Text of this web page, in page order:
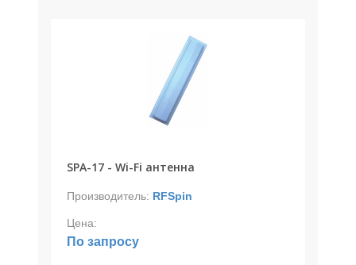
SPA-17 - Wi-Fi антенна
Производитель: RFSpin
Цена:
По запросу